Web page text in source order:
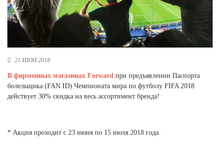
Новосибирская область (3)
Омская область (5)
Республика Башкортостан (3)
Ростовская область (2)
Самарская область (1)
Северная Осетия (2)
21 ИЮН 2018
В фирменных магазинах Forward при предъявлении Паспорта
болельщика (FAN ID) Чемпионата мира по футболу FIFA 2018
действует 30% скидка на весь ассортимент бренда!
* Акция проходит с 23 июня по 15 июля 2018 года.